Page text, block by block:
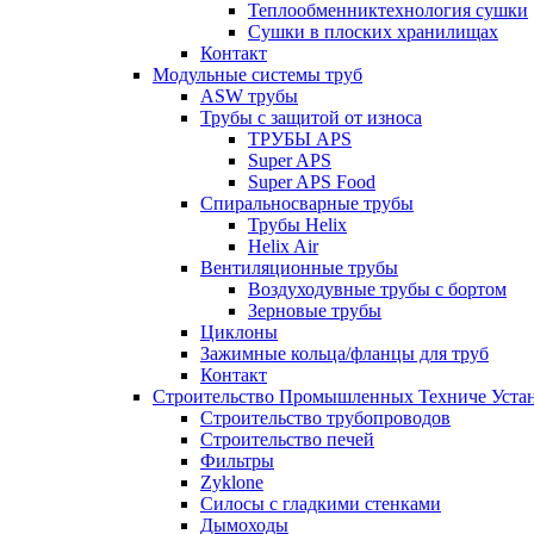
Теплообменниктехнология сушки
Cушки в плоских хранилищах
Контакт
Модульные системы труб
ASW трубы
Трубы с защитой от износа
ТРУБЫ APS
Super APS
Super APS Food
Спиральносварные трубы
Трубы Helix
Helix Air
Вентиляционные трубы
Bоздуходувные трубы с бортом
Зерновые трубы
Циклоны
Зажимные кольца/фланцы для труб
Контакт
Строительство Промышленных Техниче
Строительство трубопроводов
Строительство печей
Фильтры
Zyklone
Силосы с гладкими стенками
Дымоходы